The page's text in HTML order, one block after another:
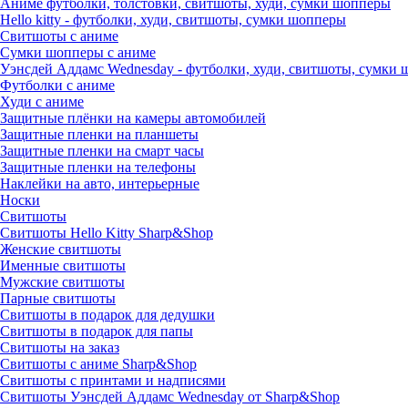
Аниме футболки, толстовки, свитшоты, худи, сумки шопперы
Hello kitty - футболки, худи, свитшоты, сумки шопперы
Свитшоты с аниме
Сумки шопперы с аниме
Уэнсдей Аддамс Wednesday - футболки, худи, свитшоты, сумки
Футболки с аниме
Худи с аниме
Защитные плёнки на камеры автомобилей
Защитные пленки на планшеты
Защитные пленки на смарт часы
Защитные пленки на телефоны
Наклейки на авто, интерьерные
Носки
Свитшоты
Cвитшоты Hello Kitty Sharp&Shop
Женские свитшоты
Именные свитшоты
Мужские свитшоты
Парные свитшоты
Свитшоты в подарок для дедушки
Свитшоты в подарок для папы
Свитшоты на заказ
Свитшоты с аниме Sharp&Shop
Свитшоты с принтами и надписями
Свитшоты Уэнсдей Аддамс Wednesday от Sharp&Shop